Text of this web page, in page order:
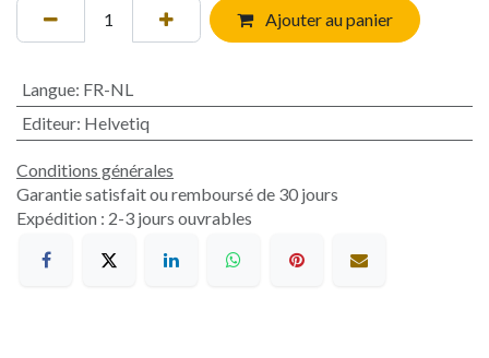
Ajouter au panier
Langue: FR-NL
Editeur: Helvetiq
Conditions générales
Garantie satisfait ou remboursé de 30 jours
Expédition : 2-3 jours ouvrables